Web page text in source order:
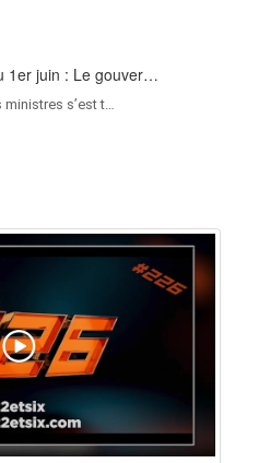
1er juin : Le gouver…
s’est t…